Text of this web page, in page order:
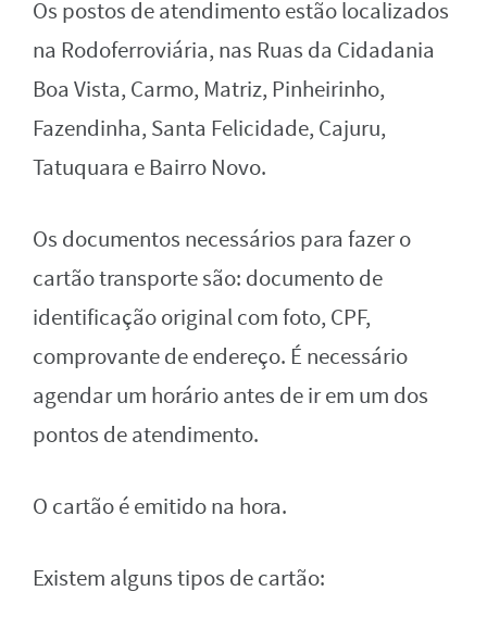
Os postos de atendimento estão localizados
na Rodoferroviária, nas Ruas da Cidadania
Boa Vista, Carmo, Matriz, Pinheirinho,
Fazendinha, Santa Felicidade, Cajuru,
Tatuquara e Bairro Novo.
Os documentos necessários para fazer o
cartão transporte são: documento de
identificação original com foto, CPF,
comprovante de endereço. É necessário
agendar um horário antes de ir em um dos
pontos de atendimento.
O cartão é emitido na hora.
Existem alguns tipos de cartão: